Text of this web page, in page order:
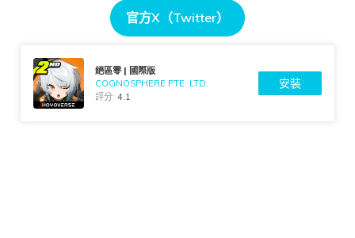
官方X（Twitter）
絕區零 | 國際版
COGNOSPHERE PTE. LTD.
評分:4.1
安裝